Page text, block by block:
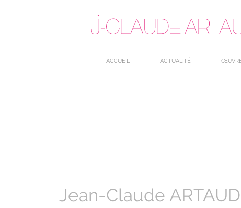
ACCUEIL ACTUALITÉ
Jean-Claude ARTAUD